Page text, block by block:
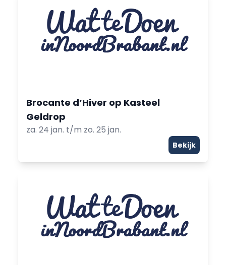
Brocante d’Hiver op Kasteel
Geldrop
za. 24 jan. t/m zo. 25 jan.
Bekijk